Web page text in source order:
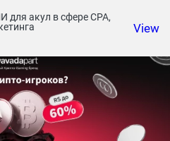
для акул в сфере СРА,
View